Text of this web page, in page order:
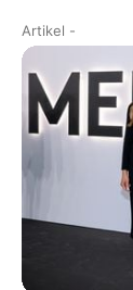
Artikel -